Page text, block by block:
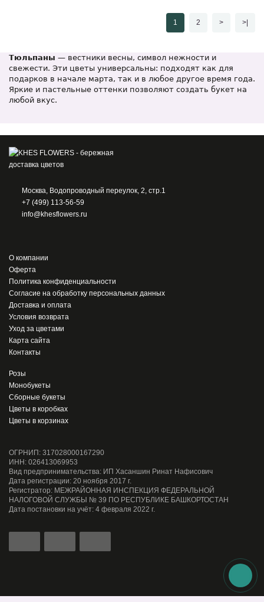
1 2 > >|
Тюльпаны — вестники весны, символ нежности и
свежести. Эти цветы универсальны: подходят как для
подарков в начале марта, так и в любое другое время года.
Яркие и пастельные оттенки позволяют создать букет на
любой вкус.
Москва, Водопроводный переулок, 2, стр.1
+7 (499) 113-56-59
info@khesflowers.ru
О компании
Оферта
Политика конфиденциальности
Согласие на обработку персональных данных
Доставка и оплата
Условия возврата
Уход за цветами
Карта сайта
Контакты
Розы
Монобукеты
Сборные букеты
Цветы в коробках
Цветы в корзинах
ОГРНИП: 317028000167290
ИНН: 026413069953
Вид предпринимательства: ИП Хасаншин Ринат Нафисович
Дата регистрации: 20 ноября 2017 г.
Регистратор: МЕЖРАЙОННАЯ ИНСПЕКЦИЯ ФЕДЕРАЛЬНОЙ
НАЛОГОВОЙ СЛУЖБЫ № 39 ПО РЕСПУБЛИКЕ БАШКОРТОСТАН
Дата постановки на учёт: 4 февраля 2022 г.